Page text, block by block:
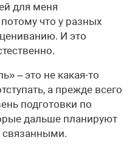
для меня
что у разных
И это
– это не какая-то
а прежде всего
подготовки по
дальше планируют
связанными.